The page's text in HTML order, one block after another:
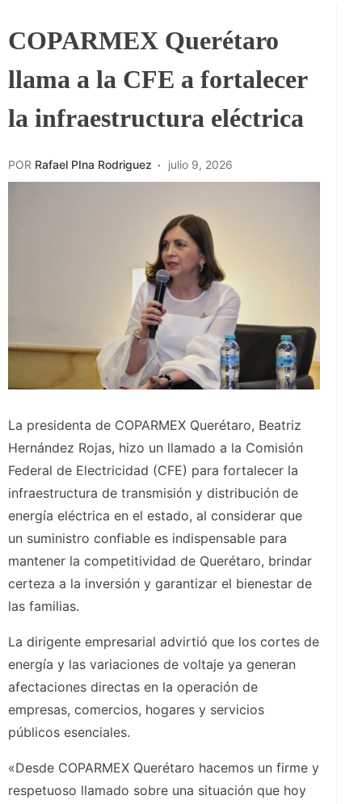
COPARMEX Querétaro
llama a la CFE a fortalecer
la infraestructura eléctrica
POR Rafael PIna Rodriguez julio 9, 2026
La presidenta de COPARMEX Querétaro, Beatriz
Hernández Rojas, hizo un llamado a la Comisión
Federal de Electricidad (CFE) para fortalecer la
infraestructura de transmisión y distribución de
energía eléctrica en el estado, al considerar que
un suministro confiable es indispensable para
mantener la competitividad de Querétaro, brindar
certeza a la inversión y garantizar el bienestar de
las familias.
La dirigente empresarial advirtió que los cortes de
energía y las variaciones de voltaje ya generan
afectaciones directas en la operación de
empresas, comercios, hogares y servicios
públicos esenciales.
«Desde COPARMEX Querétaro hacemos un firme y
respetuoso llamado sobre una situación que hoy